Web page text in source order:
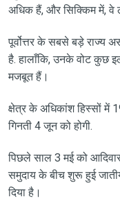
अधिक हैं, और सिक्किम में, वे
पूर्वोत्तर के सबसे बड़े राज्य
है. हालाँकि, उनके वोट कुछ
मजबूत हैं।
क्षेत्र के अधिकांश हिस्सों में
गिनती 4 जून को होगी.
पिछले साल 3 मई को
समुदाय के बीच शुरू हुई
दिया है।